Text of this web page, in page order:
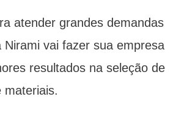
atender grandes demandas
Nirami vai fazer sua empresa
resultados na seleção de
materiais.